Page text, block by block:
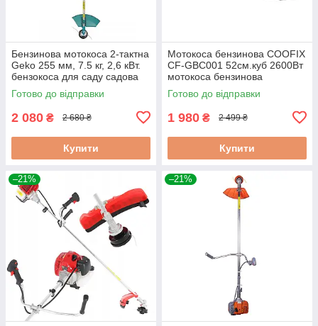
Бензинова мотокоса 2-тактна
Geko 255 мм, 7.5 кг, 2,6 кВт.
бензокоса для саду садова
бензокоса бензинова
мотокоса для саду
Готово до відправки
2 080 ₴ 2 680 ₴
Купити
Мотокоса бензинова COOFIX
CF-GBC001 52см.куб 2600Вт
мотокоса бензинова
двотактна бензинова косарка
2-тактна для дому
Готово до відправки
1 980 ₴ 2 499 ₴
Купити
–21% –21%